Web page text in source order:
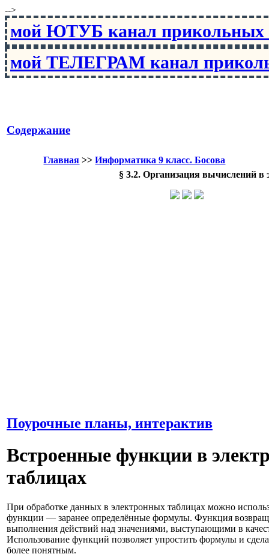
-->
мой ЮТУБ канал
мой ТЕЛЕГРАМ канал
Содержание
Главная >>Информатика 9 класс. Босова
§ 3.2. Организация вычислений в
Поурочные планы, интерактив
Встроенные функции в
таблицах
При обработке данных в электронных таблицах можно
функции — заранее определённые формулы. Функция
выполнения действий над значениями, выступающими в
Использование функций позволяет упростить формулы и
более понятным.